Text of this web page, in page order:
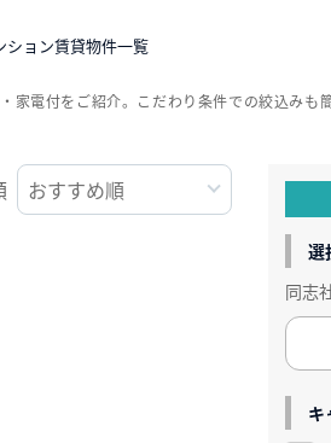
ション賃貸物件一覧
電付をご紹介。こだわり条件での絞込みも
選
同志
キ